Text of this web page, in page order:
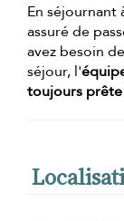
En séjournant
assuré de
avez besoin
séjour, l'
toujours prête